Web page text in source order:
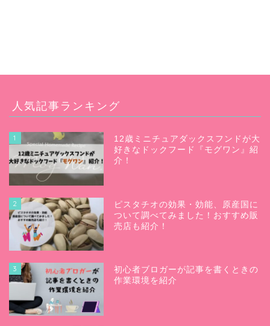
人気記事ランキング
1
12歳ミニチュアダックスフンドが大
好きなドックフード『モグワン』紹
介！
2
ピスタチオの効果・効能、原産国に
ついて調べてみました！おすすめ販
売店も紹介！
3
初心者ブロガーが記事を書くときの
作業環境を紹介